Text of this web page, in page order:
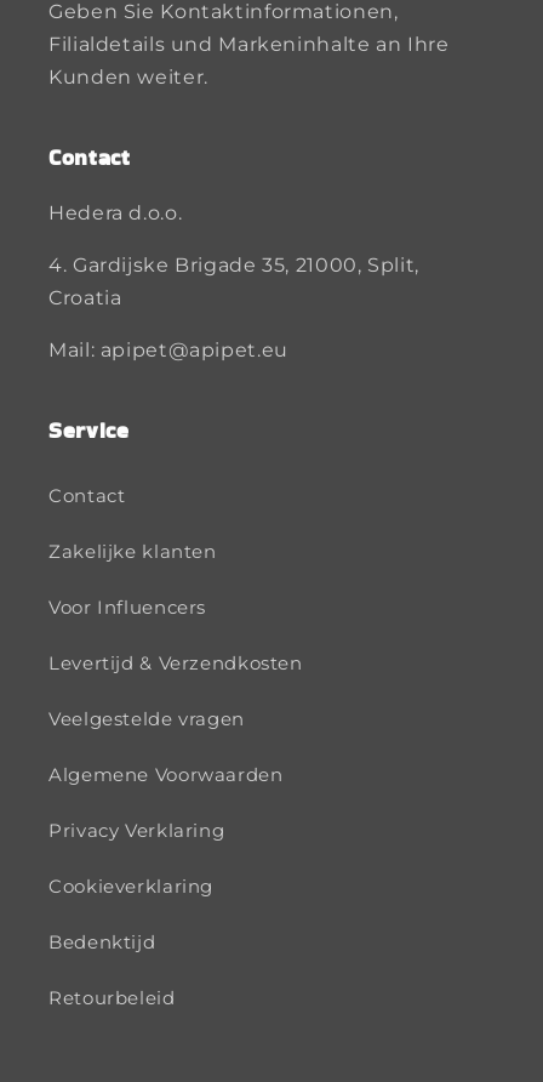
Geben Sie Kontaktinformationen,
Filialdetails und Markeninhalte an Ihre
Kunden weiter.
Contact
Hedera d.o.o.
4. Gardijske Brigade 35, 21000, Split,
Croatia
Mail: apipet@apipet.eu
Service
Contact
Zakelijke klanten
Voor Influencers
Levertijd & Verzendkosten
Veelgestelde vragen
Algemene Voorwaarden
Privacy Verklaring
Cookieverklaring
Bedenktijd
Retourbeleid